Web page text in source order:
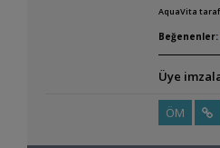
AquaVita
Beğenenler:
Üye
ÖM